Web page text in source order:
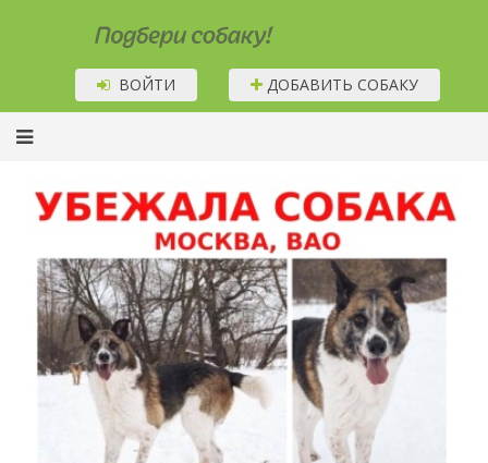
Подбери собаку!
ВОЙТИ ДОБАВИТЬ СОБАКУ